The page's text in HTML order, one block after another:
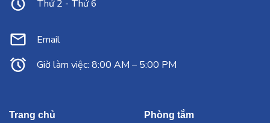
Thứ 2 - Thứ 6
Email
Giờ làm việc: 8:00 AM – 5:00 PM
Trang chủ Phòng tắm